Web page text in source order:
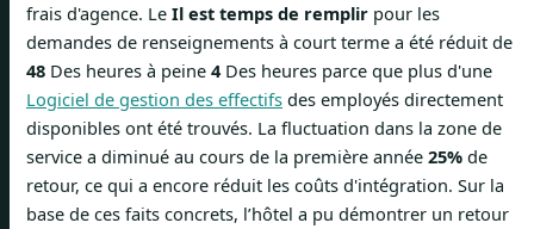
frais d'agence. Le Il est temps de remplir pour les
demandes de renseignements à court terme a été réduit de
48 Des heures à peine 4 Des heures parce que plus d'une
Logiciel de gestion des effectifs des employés directement
disponibles ont été trouvés. La fluctuation dans la zone de
service a diminué au cours de la première année 25% de
retour, ce qui a encore réduit les coûts d'intégration. Sur la
base de ces faits concrets, l’hôtel a pu démontrer un retour